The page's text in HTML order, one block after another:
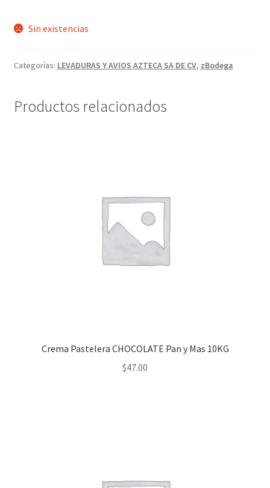
Sin existencias
Categorías: LEVADURAS Y AVIOS AZTECA SA DE CV, zBodega
Productos relacionados
Crema Pastelera CHOCOLATE Pan y Mas 10KG
$47.00